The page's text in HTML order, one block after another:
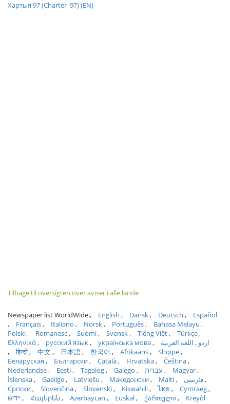
Хартыя'97 (Charter '97) (EN)
Tilbage til oversigten over aviser i alle lande
Newspaper list WorldWide: English Dansk Deutsch
Español
Français
Italiano Norsk Português
Bahasa Melayu
Polski
Romanesc Suomi Svensk Tiếng Việt
Türkçe
Ελληνικά
русский язык українська мова اردو
اللغة العربية
हिन्दी
中文 日本語 한국어 Afrikaans
Shqipe
Беларуская
Български Català Hrvatska
Čeština
Nederlandse
Eesti Tagalog Galego עברית
Magyar
Íslenska
Gaeilge Latviešu Македонски Malti
فارسی
Српски
Slovenčina Slovenski Kiswahili ไทย
Cymraeg
ייִדיש
Հայերեն Azərbaycan Euskal ქართული
Kreyòl